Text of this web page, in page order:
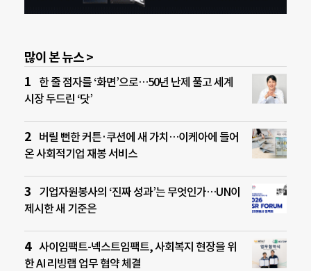
많이 본 뉴스 >
한 줄 점자를 ‘화면’으로…50년 난제 풀고 세계
시장 두드린 ‘닷’
버릴 뻔한 커튼·쿠션에 새 가치…이케아에 들어
온 사회적기업 재봉 서비스
기업자원봉사의 ‘진짜 성과’는 무엇인가…UN이
제시한 새 기준은
사이임팩트-넥스트임팩트, 사회복지 현장을 위
한 AI 리빙랩 업무 협약 체결